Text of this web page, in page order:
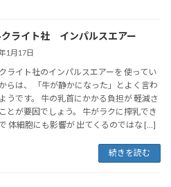
クライト社 インパルスエアー
1月17日
ライト社のインパルスエアーを 使ってい
らは、 「牛が静かになった」とよく言わ
うです。 牛の乳首にかかる負担が 軽減さ
とが要因でしょう。 牛がラクに搾乳でき
体細胞にも影響が 出てくるのではな […]
続きを読む